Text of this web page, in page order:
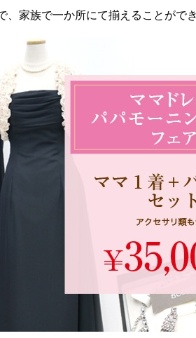
、家族で一か所にて揃えることができ